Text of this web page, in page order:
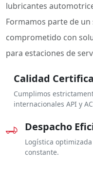
lubricantes
Formamos parte de
comprometido con
para estaciones de
Calidad
Cumplimos
internacionales API y
Despacho
Logística
constante.